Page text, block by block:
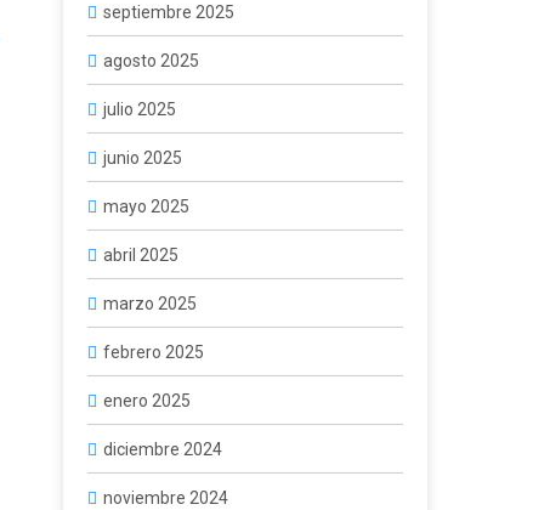
septiembre 2025
agosto 2025
julio 2025
junio 2025
mayo 2025
abril 2025
marzo 2025
febrero 2025
enero 2025
diciembre 2024
noviembre 2024